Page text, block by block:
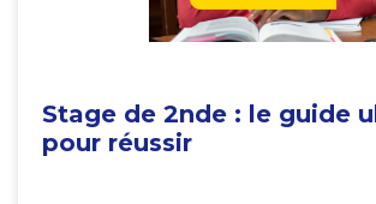
Stage de 2nde : le guide
pour réussir